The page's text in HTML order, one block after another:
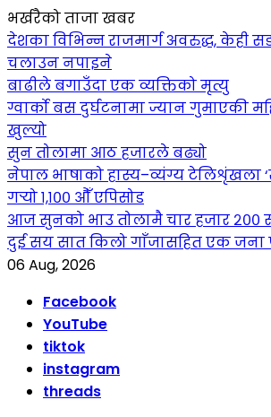
भर्खरैको ताजा खबर
देशका विभिन्न राजमार्ग अवरुद्ध, केही
चलाउन नपाइने
बाढीले बगाउँदा एक व्यक्तिको मृत्यु
ग्वार्को बस दुर्घटनामा ज्यान गुमाएकी
खुल्यो
सुन तोलामा आठ हजारले बढ्यो
नेपाल भाषाको हास्य–व्यंग्य टेलिशृंखला
गर्‍यो १,१०० औँ एपिसोड
आज सुनको भाउ तोलामै चार हजार २००
दुई सय सात किलो गाँजासहित एक जना
06 Aug, 2026
Facebook
YouTube
tiktok
instagram
threads